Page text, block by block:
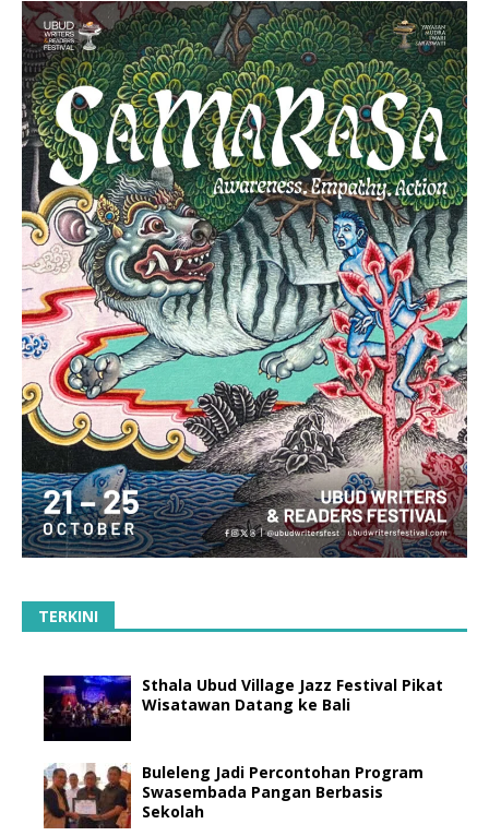
TERKINI
Sthala Ubud Village Jazz Festival Pikat
Wisatawan Datang ke Bali
Buleleng Jadi Percontohan Program
Swasembada Pangan Berbasis
Sekolah